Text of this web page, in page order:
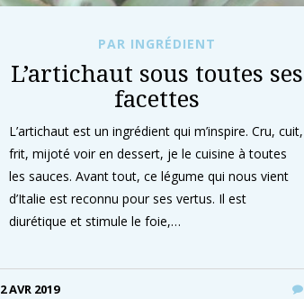
PAR INGRÉDIENT
L’artichaut sous toutes ses
facettes
L’artichaut est un ingrédient qui m’inspire. Cru, cuit,
frit, mijoté voir en dessert, je le cuisine à toutes
les sauces. Avant tout, ce légume qui nous vient
d’Italie est reconnu pour ses vertus. Il est
diurétique et stimule le foie,…
2 AVR 2019